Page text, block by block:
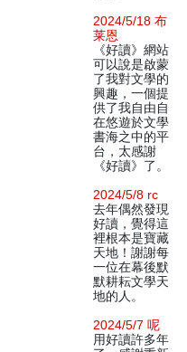
2024/5/18 布
莱恩
《好讀》網站
可以說是啟蒙
了我對文學的
興趣，一個提
供了我自由自
在悠遊於文學
書海之中的平
台，太感謝
《好讀》了。
2024/5/8 rc
去年偶然發現
好讀，覺得這
裡根本是寶藏
天地！謝謝每
一位在幕後默
默耕耘文學天
地的人。
2024/5/7 呢
用好讀許多年